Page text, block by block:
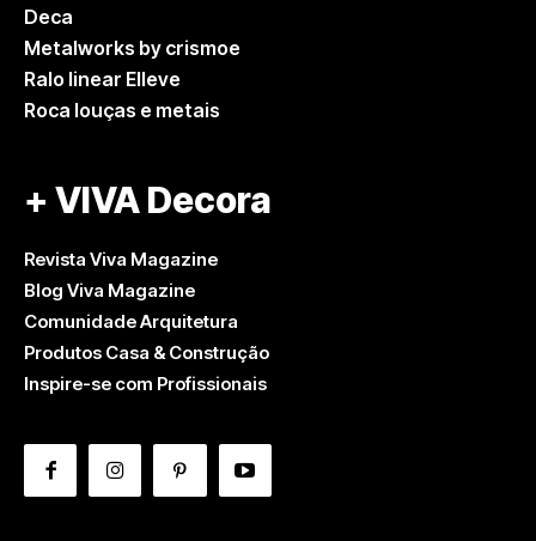
Deca
Metalworks by crismoe
Ralo linear Elleve
Roca louças e metais
+ VIVA Decora
Revista Viva Magazine
Blog Viva Magazine
Comunidade Arquitetura
Produtos Casa & Construção
Inspire-se com Profissionais